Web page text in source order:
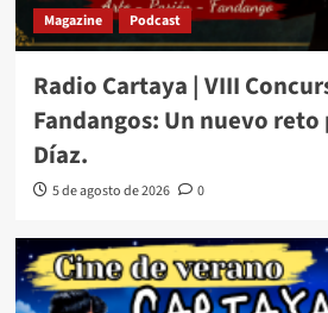
Magazine Podcast
Radio Cartaya | VIII
Fandangos: Un nuevo reto
Díaz.
5 de agosto de 2026 0